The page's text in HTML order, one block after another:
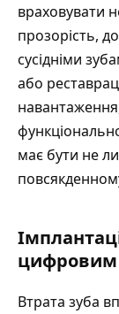
враховувати
прозорість,
сусідніми
або
має бути не
цифровим
Втрата зуба